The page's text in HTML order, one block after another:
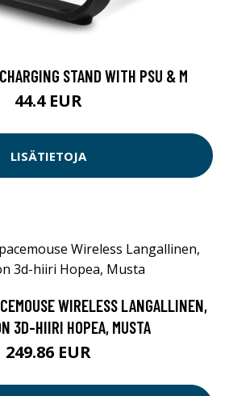
STAND WITH PSU & M
44.4 EUR
LISÄTIETOJA
WIRELESS LANGALLINEN,
3D-HIIRI HOPEA, MUSTA
249.86 EUR